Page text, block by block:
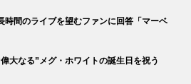
時間のライブを望むファンに回答「マーベ
大なる”メグ・ホワイトの誕生日を祝う